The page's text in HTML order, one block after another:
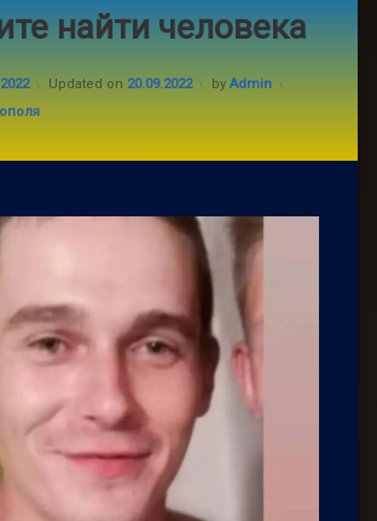
найти человека
Updated on 20.09.2022 by Admin